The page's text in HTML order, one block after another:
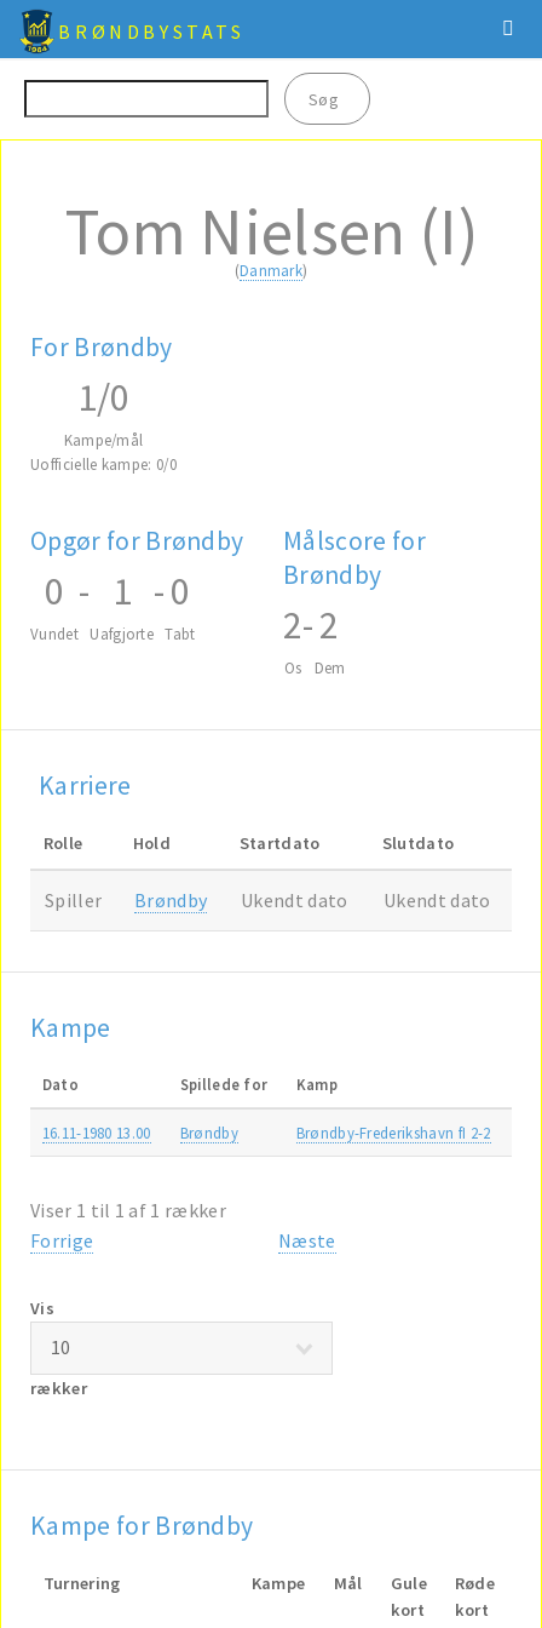
BRØNDBYSTATS
Tom Nielsen (I)
(Danmark)
For Brøndby
1/0
Kampe/mål
Uofficielle kampe: 0/0
Opgør for Brøndby
0
Vundet
- 1
Uafgjorte
-0
Tabt
Målscore for
Brøndby
2
Os
-2
Dem
Karriere
Rolle Hold Startdato Slutdato
Spiller Brøndby Ukendt dato Ukendt dato
Kampe
Dato Spillede for Kamp
16.11-1980 13.00 Brøndby Brøndby-Frederikshavn fI 2-2
Viser 1 til 1 af 1 rækker
Forrige
Næste
Vis
rækker
Kampe for Brøndby
Turnering Kampe Mål
Gule
kort
Røde
kort